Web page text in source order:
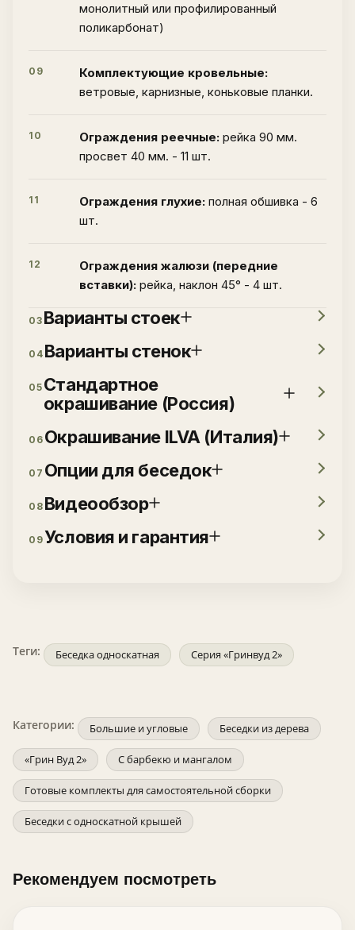
монолитный или профилированный
поликарбонат)
09
Комплектующие кровельные:
ветровые, карнизные, коньковые планки.
10 Ограждения реечные: рейка 90 мм.
просвет 40 мм. - 11 шт.
11 Ограждения глухие: полная обшивка - 6
шт.
12
Ограждения жалюзи (передние
вставки): рейка, наклон 45° - 4 шт.
03 Варианты стоек
04 Варианты стенок
05 Стандартное
окрашивание (Россия)
06 Окрашивание ILVA (Италия)
07 Опции для беседок
08 Видеообзор
09Условия и гарантия
Теги: Беседка односкатная Серия «Гринвуд 2»
Категории: Большие и угловые Беседки из дерева
«Грин Вуд 2» С барбекю и мангалом
Готовые комплекты для самостоятельной сборки
Беседки с односкатной крышей
Рекомендуем посмотреть